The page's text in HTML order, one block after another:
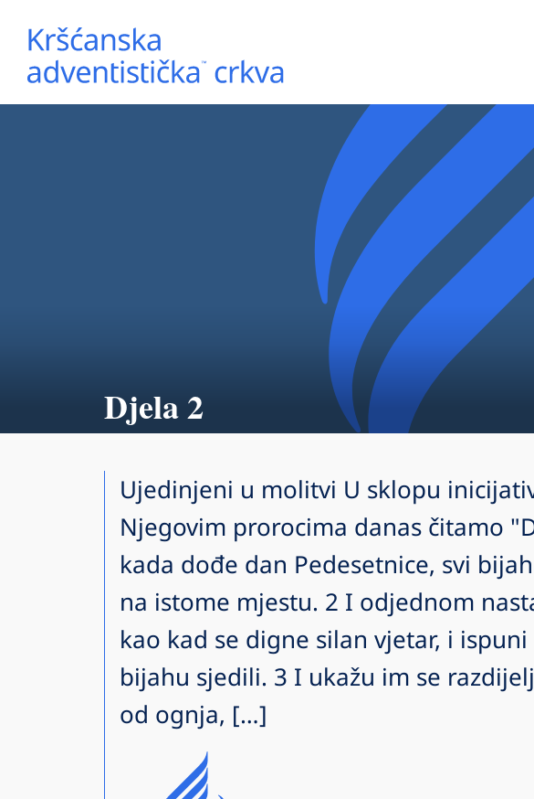
Djela 2
Ujedinjeni u molitvi U sklopu
Njegovim prorocima danas čitamo
kada dođe dan Pedesetnice, svi
na istome mjestu. 2 I odjednom
kao kad se digne silan vjetar, i
bijahu sjedili. 3 I ukažu im se
od ognja, […]